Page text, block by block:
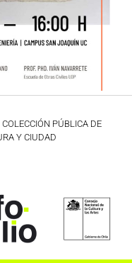
PÚBLICA DE
Y CIUDAD